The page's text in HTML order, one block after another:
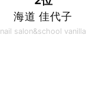
海道 佳代子
nail salon&school vanilla